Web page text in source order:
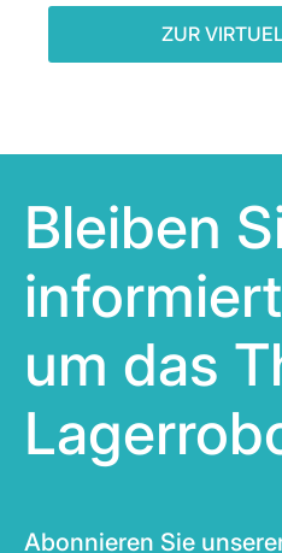
Bleiben
um das
Abonnieren Sie